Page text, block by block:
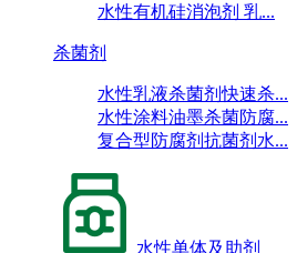
水性有机硅消泡剂 乳...
杀菌剂
水性乳液杀菌剂快速杀...
水性涂料油墨杀菌防腐...
复合型防腐剂抗菌剂水...
水性单体及助剂